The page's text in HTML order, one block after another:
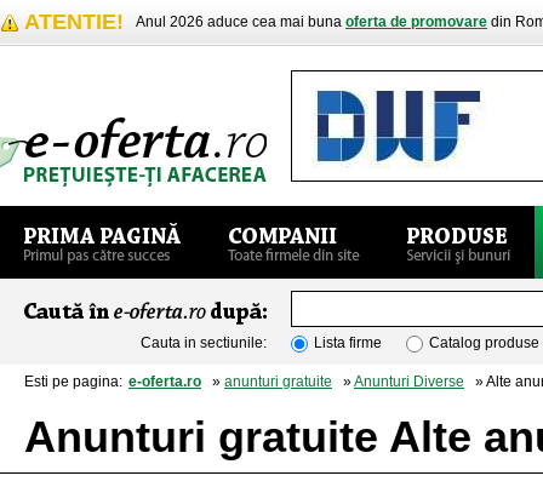
ATENTIE! Anul 2026 aduce cea mai buna oferta de promovare din
Cauta in sectiunile: Lista firme Catalog produse
Esti pe pagina: e-oferta.ro » anunturi gratuite »Anunturi Diverse » Alte
Anunturi gratuite Alte